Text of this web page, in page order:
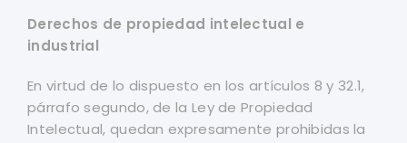
Derechos de propiedad intelectual e
industrial
En virtud de lo dispuesto en los artículos 8 y 32.1,
párrafo segundo, de la Ley de Propiedad
Intelectual, quedan expresamente prohibidas la